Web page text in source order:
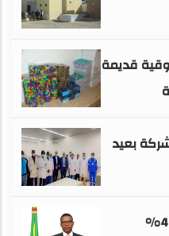
46 مليون أوقية قديمة
بعيد
موريتانيا تعلن عن نسبة نمو 4.8%